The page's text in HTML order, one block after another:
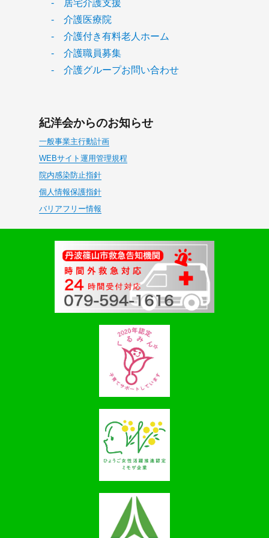
- 居宅介護支援
- 介護医療院
- 介護付き有料老人ホーム
- 介護職員募集
- 介護グループお問い合わせ
紀洋会からのお知らせ
一般事業主行動計画
WEBサイト運用管理規程
院内感染防止指針
個人情報保護指針
バリアフリー情報